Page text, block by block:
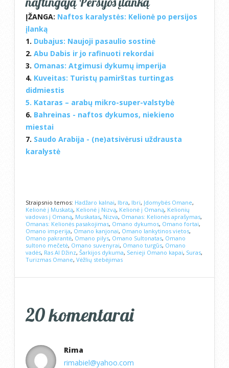
ĮŽANGA: Naftos karalystės: Kelionė po persijos
įlanką
1. Dubajus: Naujoji pasaulio sostinė
2. Abu Dabis ir jo rafinuoti rekordai
3. Omanas: Atgimusi dykumų imperija
4. Kuveitas: Turistų pamirštas turtingas
didmiestis
5. Kataras – arabų mikro-super-valstybė
6. Bahreinas - naftos dykumos, niekieno
miestai
7. Saudo Arabija - (ne)atsivėrusi uždrausta
karalystė
Straipsnio temos: Hadžaro kalnai, Ibra, Ibri, Įdomybės Omane,
Kelionė į Muskatą, Kelionė į Nizvą, Kelionė į Omaną, Kelionių
vadovas į Omaną, Muskatas, Nizva, Omanas: Kelionės aprašymas,
Omanas: Kelionės pasakojimas, Omano dykumos, Omano fortai,
Omano imperija, Omano kanjonai, Omano lankytinos vietos,
Omano pakrantė, Omano pilys, Omano Sultonatas, Omano
sultono mečetė, Omano suvenyrai, Omano turgūs, Omano
vadės, Ras Al Džinz, Šarkijos dykuma, Senieji Omano kapai, Suras,
Turizmas Omane, Vėžlių stebėjimas
20 komentarai
Rima
rimabiel@yahoo.com